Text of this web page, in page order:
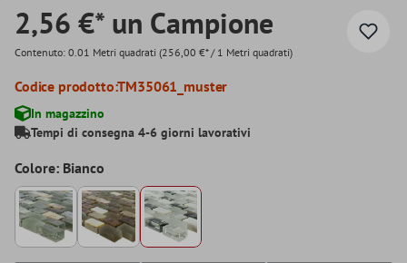
2,56 €* un Campione
Contenuto: 0.01 Metri quadrati (256,00 €* / 1 Metri quadrati)
Codice prodotto:TM35061_muster
In magazzino
Tempi di consegna 4-6 giorni lavorativi
Colore: Bianco